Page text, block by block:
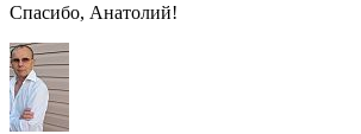
Спасибо, Анатолий!